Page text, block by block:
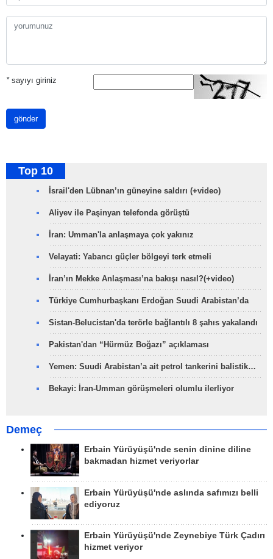
*sayıyı giriniz
gönder
Top 10
İsrail'den Lübnan’ın güneyine saldırı (+video)
Aliyev ile Paşinyan telefonda görüştü
İran: Umman'la anlaşmaya çok yakınız
Velayati: Yabancı güçler bölgeyi terk etmeli
İran’ın Mekke Anlaşması’na bakışı nasıl?(+video)
Türkiye Cumhurbaşkanı Erdoğan Suudi Arabistan’da
Sistan-Belucistan'da terörle bağlantılı 8 şahıs yakalandı
Pakistan'dan “Hürmüz Boğazı” açıklaması
Yemen: Suudi Arabistan’a ait petrol tankerini balistik…
Bekayi: İran-Umman görüşmeleri olumlu ilerliyor
Demeç
Erbain Yürüyüşü'nde senin dinine diline
bakmadan hizmet veriyorlar
Erbain Yürüyüşü'nde aslında safımızı belli
ediyoruz
Erbain Yürüyüşü'nde Zeynebiye Türk Çadırı
hizmet veriyor